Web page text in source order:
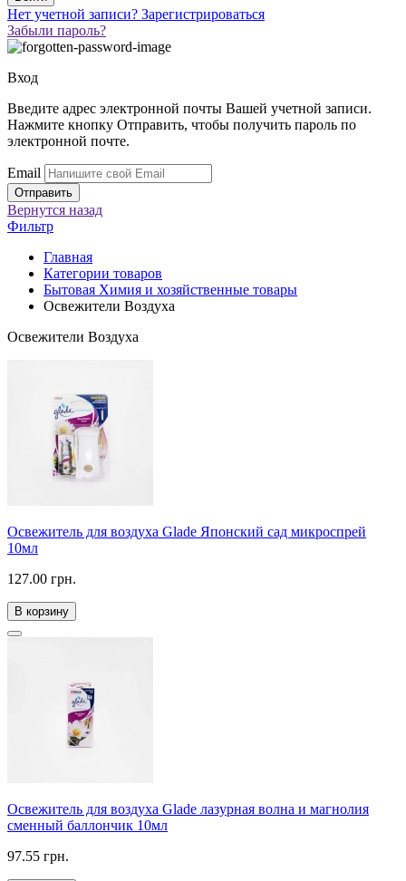
Нет учетной записи? Зарегистрироваться
Забыли пароль?
Вход
Введите адрес электронной почты Вашей учетной записи.
Нажмите кнопку Отправить, чтобы получить пароль по
электронной почте.
Email
Вернутся назад
Фильтр
Главная
Категории товаров
Бытовая Химия и хозяйственные товары
Освежители Воздуха
Освежители Воздуха
Освежитель для воздуха Glade Японский сад микроспрей
10мл
127.00 грн.
В корзину
Освежитель для воздуха Glade лазурная волна и магнолия
сменный баллончик 10мл
97.55 грн.